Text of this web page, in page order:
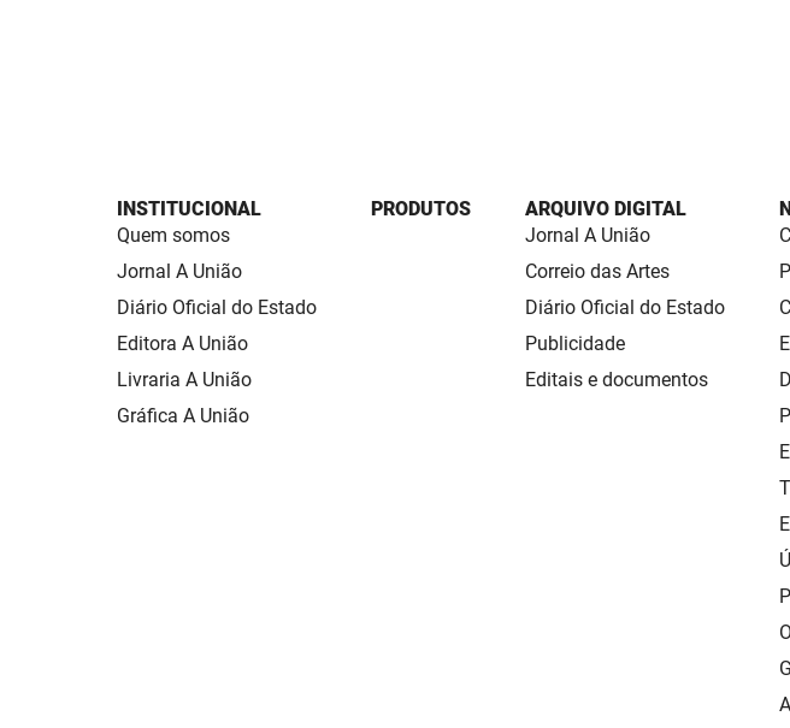
INSTITUCIONAL
Quem somos
Jornal A União
Diário Oficial do Estado
Editora A União
Livraria A União
Gráfica A União
PRODUTOS
ARQUIVO DIGITAL
Jornal A União
Correio das Artes
Diário Oficial do Estado
Publicidade
Editais e documentos